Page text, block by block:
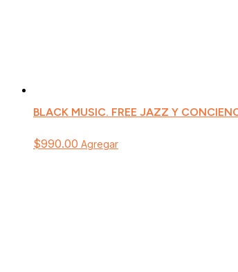
BLACK MUSIC. FREE JAZZ Y
$990.00 Agregar